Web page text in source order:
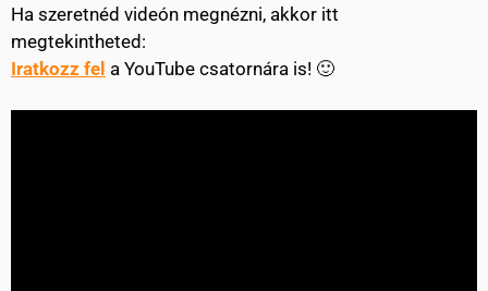
Ha szeretnéd videón megnézni, akkor itt
megtekintheted:
Iratkozz fel a YouTube csatornára is! 🙂